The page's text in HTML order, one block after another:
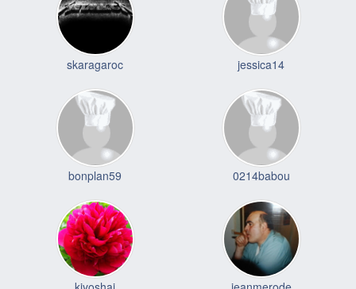
skaragaroc jessica14
bonplan59 0214babou